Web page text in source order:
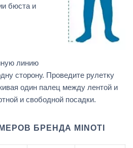
бюста и
линию
сторону. Проведите рулетку
один палец между лентой и
и свободной посадки.
БРЕНДА MINOTI